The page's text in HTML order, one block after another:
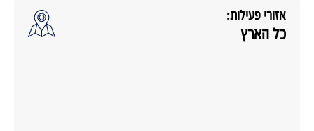
אזורי פעילות:
כל הארץ